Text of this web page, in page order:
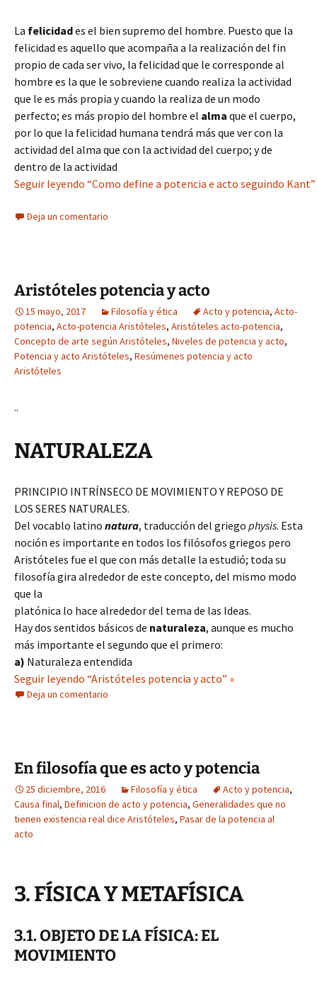
La felicidades el bien supremo del hombre. Puesto que la
felicidad es aquello que acompaña a la realización del fin
propio de cada ser vivo, la felicidad que le corresponde al
hombre es la que le sobreviene cuando realiza la actividad
que le es más propia y cuando la realiza de un modo
perfecto; es más propio del hombre el alma que el cuerpo,
por lo que la felicidad humana tendrá más que ver con la
actividad del alma que con la actividad del cuerpo; y de
dentro de la actividad
Seguir leyendo “Como define a potencia e acto seguindo Kant”
Deja un comentario
Aristóteles potencia y acto
15 mayo, 2017 Filosofía y ética Acto y potencia, Acto-
potencia, Acto-potencia Aristóteles, Aristóteles acto-potencia,
Concepto de arte según Aristóteles, Niveles de potencia y acto,
Potencia y acto Aristóteles, Resúmenes potencia y acto
Aristóteles
··
NATURALEZA
PRINCIPIO INTRÍNSECO DE MOVIMIENTO Y REPOSO DE
LOS SERES NATURALES.
Del vocablo latino natura, traducción del griego physis. Esta
noción es importante en todos los filósofos griegos pero
Aristóteles fue el que con más detalle la estudió; toda su
filosofía gira alrededor de este concepto, del mismo modo
que la
platónica lo hace alrededor del tema de las Ideas.
Hay dos sentidos básicos de naturaleza, aunque es mucho
más importante el segundo que el primero:
a) Naturaleza entendida
Seguir leyendo “Aristóteles potencia y acto” »
Deja un comentario
En filosofía que es acto y potencia
25 diciembre, 2016 Filosofía y ética Acto y potencia,
Causa final, Definicion de acto y potencia, Generalidades que no
tienen existencia real dice Aristóteles, Pasar de la potencia al
acto
3. FÍSICA Y METAFÍSICA
3.1. OBJETO DE LA FÍSICA: EL
MOVIMIENTO